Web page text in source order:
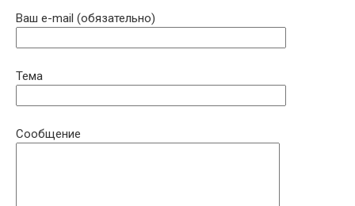
Ваш e-mail (обязательно)
Тема
Сообщение